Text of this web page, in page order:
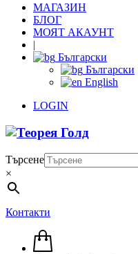
МАГАЗИН
БЛОГ
МОЯТ АКАУНТ
|
Български
Български
English
LOGIN
Търсене
×
Контакти